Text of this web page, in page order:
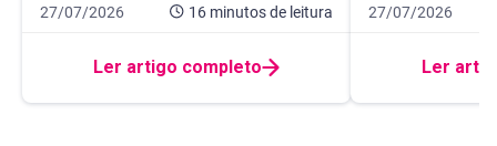
Data de publicação 27 de julho de 2026
27/07/2026 16 minutosde leitura
16 minutos de leitura
Ler artigo completo
Data de
27/07/2026
10 minutos de
Ler